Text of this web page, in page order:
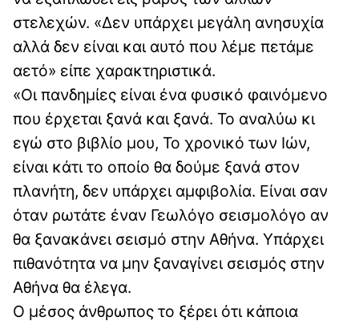
στελεχών. «Δεν υπάρχει μεγάλη ανησυχία
αλλά δεν είναι και αυτό που λέμε πετάμε
αετό» είπε χαρακτηριστικά.
«Οι πανδημίες είναι ένα φυσικό φαινόμενο
που έρχεται ξανά και ξανά. Το αναλύω κι
εγώ στο βιβλίο μου, Το χρονικό των Ιών,
είναι κάτι το οποίο θα δούμε ξανά στον
πλανήτη, δεν υπάρχει αμφιβολία. Είναι σαν
όταν ρωτάτε έναν Γεωλόγο σεισμολόγο αν
θα ξανακάνει σεισμό στην Αθήνα. Υπάρχει
πιθανότητα να μην ξαναγίνει σεισμός στην
Αθήνα θα έλεγα.
Ο μέσος άνθρωπος το ξέρει ότι κάποια